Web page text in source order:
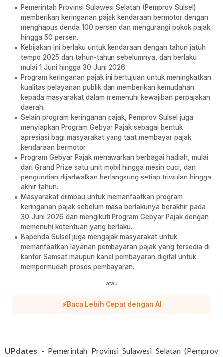
Pemerintah Provinsi Sulawesi Selatan (Pemprov Sulsel)
memberikan keringanan pajak kendaraan bermotor dengan
menghapus denda 100 persen dan mengurangi pokok pajak
hingga 50 persen.
Kebijakan ini berlaku untuk kendaraan dengan tahun jatuh
tempo 2025 dan tahun-tahun sebelumnya, dan berlaku
mulai 1 Juni hingga 30 Juni 2026.
Program keringanan pajak ini bertujuan untuk meningkatkan
kualitas pelayanan publik dan memberikan kemudahan
kepada masyarakat dalam memenuhi kewajiban perpajakan
daerah.
Selain program keringanan pajak, Pemprov Sulsel juga
menyiapkan Program Gebyar Pajak sebagai bentuk
apresiasi bagi masyarakat yang taat membayar pajak
kendaraan bermotor.
Program Gebyar Pajak menawarkan berbagai hadiah, mulai
dari Grand Prize satu unit mobil hingga mesin cuci, dan
pengundian dijadwalkan berlangsung setiap triwulan hingga
akhir tahun.
Masyarakat diimbau untuk memanfaatkan program
keringanan pajak sebelum masa berlakunya berakhir pada
30 Juni 2026 dan mengikuti Program Gebyar Pajak dengan
memenuhi ketentuan yang berlaku.
Bapenda Sulsel juga mengajak masyarakat untuk
memanfaatkan layanan pembayaran pajak yang tersedia di
kantor Samsat maupun kanal pembayaran digital untuk
mempermudah proses pembayaran.
atau
⚡Baca Lebih Cepat dengan AI
UPdates - Pemerintah Provinsi Sulawesi Selatan (Pemprov